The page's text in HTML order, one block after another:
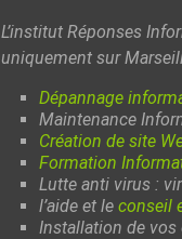
L’institut Réponses
uniquement sur
Dépannage
Maintenance
Création de site
Formation
Lutte anti virus :
l’aide et le conseil
Installation de vos